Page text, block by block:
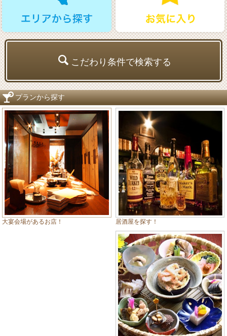
こだわり条件で検索する
プランから探す
大宴会場があるお店！ 居酒屋を探す！